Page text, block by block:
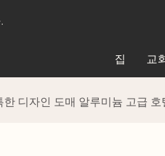
집 교
디자인 도매 알루미늄 고급